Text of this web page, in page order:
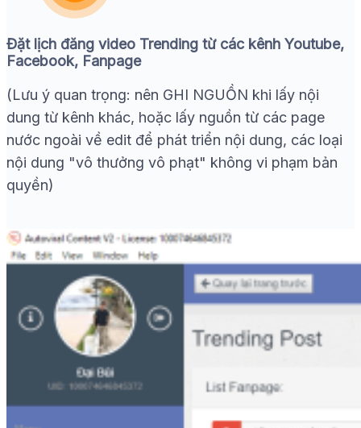
Đặt lịch đăng video Trending từ các kênh Youtube,
Facebook, Fanpage
(Lưu ý quan trọng: nên GHI NGUỒN khi lấy nội
dung từ kênh khác, hoặc lấy nguồn từ các page
nước ngoài về edit để phát triển nội dung, các loại
nội dung "vô thưởng vô phạt" không vi phạm bản
quyền)